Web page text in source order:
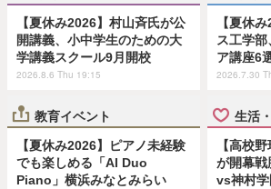
【夏休み2026】村山斉氏が公
開講義、小中学生のための大
学講義スクール9月開校
2026.8.6 Thu 19:15
【夏休
ス工学
ア講座6
2026.7.30
教育イベント
【夏休み2026】ピアノ未経験
でも楽しめる「AI Duo
Piano」横浜みなとみらい
生活
【高校
が開幕戦
vs神村